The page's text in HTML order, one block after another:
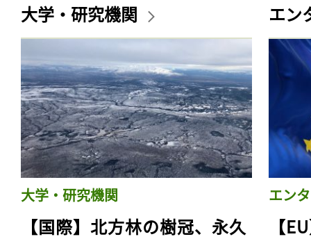
大学・研究機関
大学・研究機関
【国際】北方林の樹冠、永久
エン
エン
【